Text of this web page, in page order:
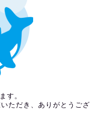
す。
ただき、ありがとうござ